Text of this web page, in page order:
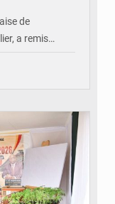
de
a remis…